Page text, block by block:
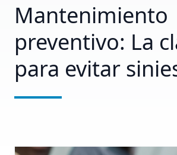
Mantenimiento
preventivo: La
para evitar